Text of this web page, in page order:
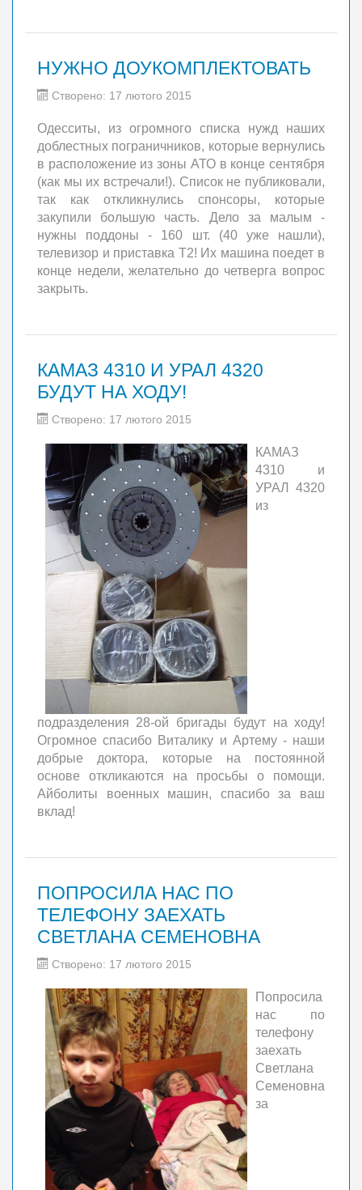
НУЖНО ДОУКОМПЛЕКТОВАТЬ
Створено: 17 лютого 2015
Одесситы, из огромного списка нужд наших
доблестных пограничников, которые вернулись
в расположение из зоны АТО в конце сентября
(как мы их встречали!). Список не публиковали,
так как откликнулись спонсоры, которые
закупили большую часть. Дело за малым -
нужны поддоны - 160 шт. (40 уже нашли),
телевизор и приставка Т2! Их машина поедет в
конце недели, желательно до четверга вопрос
закрыть.
КАМАЗ 4310 И УРАЛ 4320
БУДУТ НА ХОДУ!
Створено: 17 лютого 2015
КАМАЗ
4310 и
УРАЛ 4320
из
подразделения 28-ой бригады будут на ходу!
Огромное спасибо Виталику и Артему - наши
добрые доктора, которые на постоянной
основе откликаются на просьбы о помощи.
Айболиты военных машин, спасибо за ваш
вклад!
ПОПРОСИЛА НАС ПО
ТЕЛЕФОНУ ЗАЕХАТЬ
СВЕТЛАНА СЕМЕНОВНА
Створено: 17 лютого 2015
Попросила
нас по
телефону
заехать
Светлана
Семеновна
за